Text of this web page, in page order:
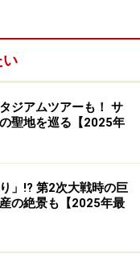
ージがないデュッセ
と深い友好関係に
点を構える街。現在
大級の日本人街とし
いわれるほど日本と
にはデュッセルド
すます身近な存在
い
ジアムツアーも！ サ
聖地を巡る【2025年
」!? 第2次大戦時の巨
の絶景も【2025年最